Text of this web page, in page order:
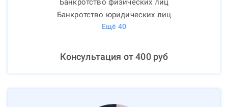
Банкротство физических лиц
Банкротство юридических лиц
Ещё 40
Консультация от400руб